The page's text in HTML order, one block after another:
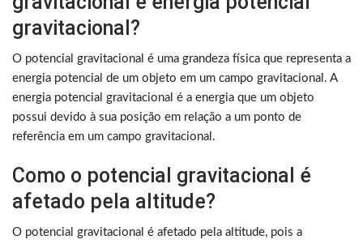
gravitacional?
O potencial gravitacional é uma grandeza física que representa a
energia potencial de um objeto em um campo gravitacional. A
energia potencial gravitacional é a energia que um objeto
possui devido à sua posição em relação a um ponto de
referência em um campo gravitacional.
Como o potencial gravitacional é
afetado pela altitude?
O potencial gravitacional é afetado pela altitude, pois a